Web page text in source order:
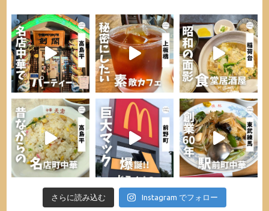
さらに読み込む Instagram でフォロー